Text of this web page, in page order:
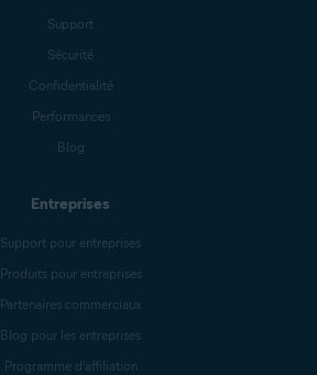
Support
Sécurité
Confidentialité
Performances
Blog
Entreprises
Support pour entreprises
Produits pour entreprises
Partenaires commerciaux
Blog pour les entreprises
Programme d’affiliation